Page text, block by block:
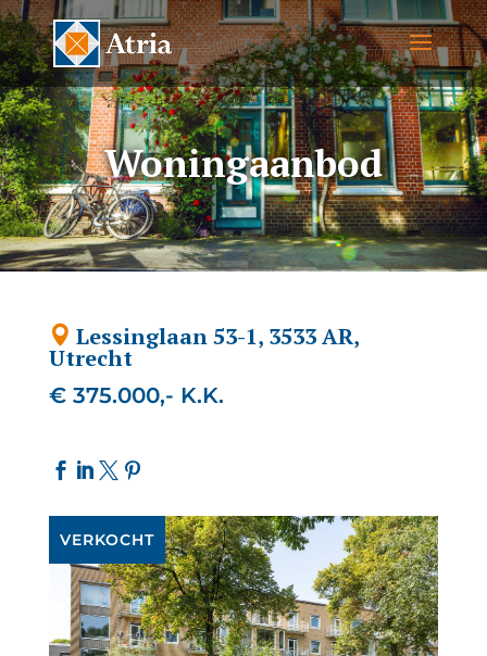
Woningaanbod
Lessinglaan 53-1, 3533 AR,
Utrecht
€ 375.000,- K.K.
VERKOCHT